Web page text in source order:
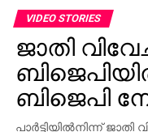
ഇ. അഹമ്മദ്:
VIDEO STORIES
ജാതി
ബിജെപി
പാര്‍ട്ടിയില്‍നിന്ന് ജാതി